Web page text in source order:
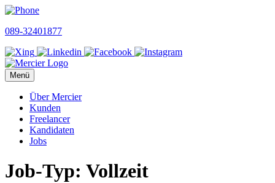
Skip
content
089-32401877
Menü
Über Mercier
Kunden
Freelancer
Kandidaten
Jobs
Job-Typ: Vollzeit